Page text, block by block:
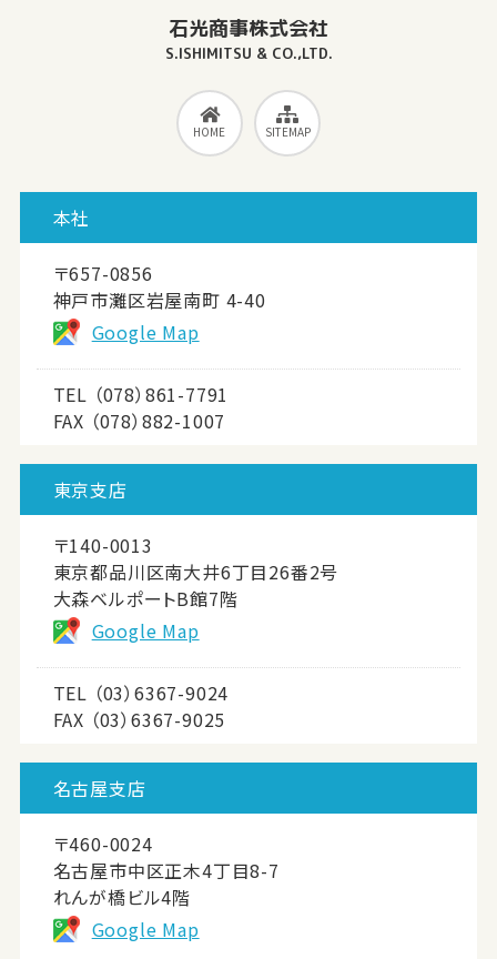
石光商事株式会社
S.ISHIMITSU & CO.,LTD.
HOME SITEMAP
本社
〒657-0856
神戸市灘区岩屋南町 4-40
Google Map
TEL （078）861-7791
FAX （078）882-1007
東京支店
〒140-0013
東京都品川区南大井6丁目26番2号
大森ベルポートB館7階
Google Map
TEL （03）6367-9024
FAX （03）6367-9025
名古屋支店
〒460-0024
名古屋市中区正木4丁目8-7
れんが橋ビル4階
Google Map